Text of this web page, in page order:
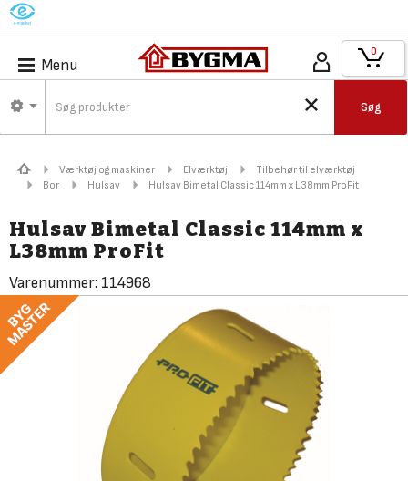
M
Menu
Søg
0
Værktøj og maskiner Elværktøj
Tilbehør til elværktøj
Bor
Hulsav Hulsav Bimetal Classic 114mm x L38mm ProFit
Hulsav Bimetal Classic 114mm x
L38mm ProFit
Varenummer: 114968